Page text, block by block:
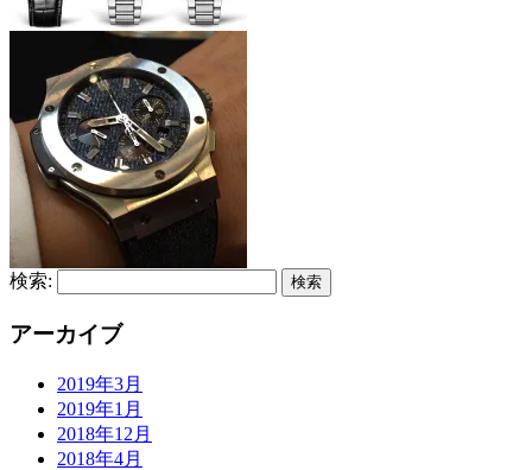
検索:
アーカイブ
2019年3月
2019年1月
2018年12月
2018年4月